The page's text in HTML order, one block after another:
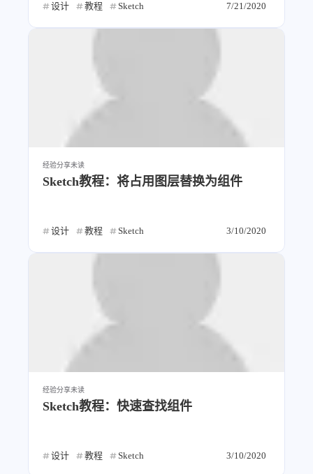
设计 教程 Sketch 7/21/2020
经验分享未读
Sketch教程：将占用图层替换为组件
设计 教程 Sketch 3/10/2020
经验分享未读
Sketch教程：快速查找组件
设计 教程 Sketch 3/10/2020